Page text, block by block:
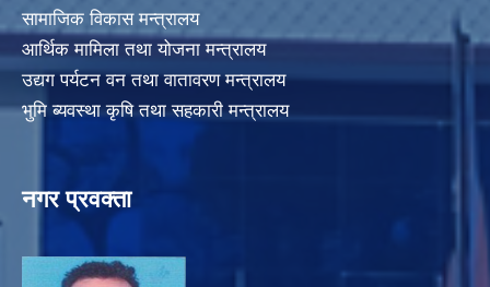
सामाजिक विकास मन्त्रालय
आर्थिक मामिला तथा योजना मन्त्रालय
उद्यग पर्यटन वन तथा वातावरण मन्त्रालय
भुमि ब्यवस्था कृषि तथा सहकारी मन्त्रालय
नगर प्रवक्ता